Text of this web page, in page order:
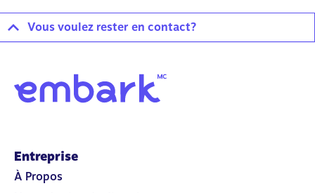
Vous voulez rester en contact?
Entreprise
À Propos